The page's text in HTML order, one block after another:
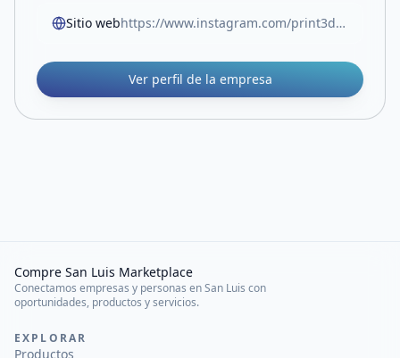
Sitio web https://www.instagram.com/print3d.grow
Ver perfil de la empresa
Compre San Luis Marketplace
Conectamos empresas y personas en San Luis con
oportunidades, productos y servicios.
EXPLORAR
Productos